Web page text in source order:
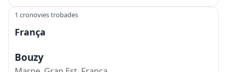
1 cronovies trobades
França
Bouzy